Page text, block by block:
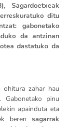
Sagardoetxeak
ditu
gabonetako
da antzinan
dastatuko da
ohitura zahar hau
Gabonetako pinu
apainduta eta
berensagarrak